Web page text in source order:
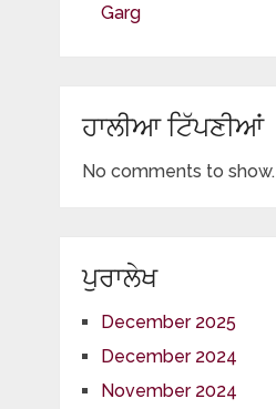
Garg
ਹਾਲੀਆ ਟਿੱਪਣੀਆਂ
No comments to show.
ਪੁਰਾਲੇਖ
December 2025
December 2024
November 2024